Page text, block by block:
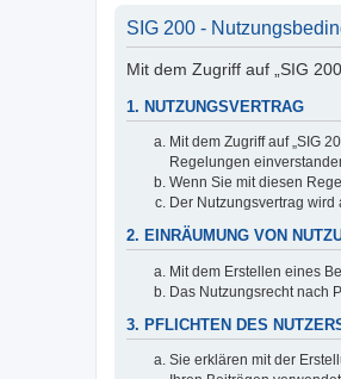
SIG 200 -
Mit dem Zugriff auf „SIG
1. NUTZUNGSVERTRAG
Mit dem Zugriff auf „SIG
Regelungen
Wenn Sie mit diesen
Der Nutzungsvertrag
2. EINRÄUMUNG VON
Mit dem Erstellen eines
Das Nutzungsrecht nach
3. PFLICHTEN DES
Sie erklären mit der